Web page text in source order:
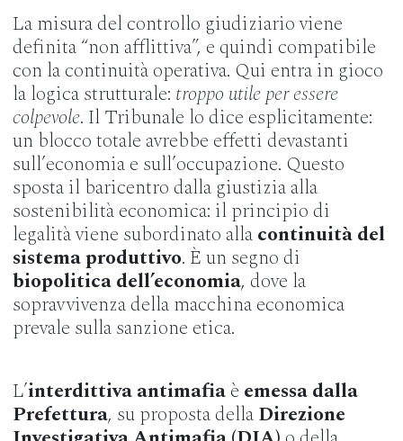
La misura del controllo giudiziario viene
definita “non afflittiva”, e quindi compatibile
con la continuità operativa. Qui entra in gioco
la logica strutturale: troppo utile per essere
colpevole. Il Tribunale lo dice esplicitamente:
un blocco totale avrebbe effetti devastanti
sull’economia e sull’occupazione. Questo
sposta il baricentro dalla giustizia alla
sostenibilità economica: il principio di
legalità viene subordinato allacontinuità del
sistema produttivo. È un segno di
biopolitica dell’economia, dove la
sopravvivenza della macchina economica
prevale sulla sanzione etica.
L’interdittiva antimafiaè emessa dalla
Prefettura, su proposta dellaDirezione